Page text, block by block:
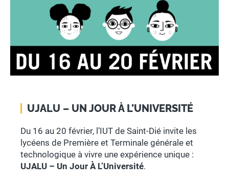
UJALU – UN JOUR À L’UNIVERSITÉ
Du 16 au 20 février, l’IUT de Saint-Dié invite les
lycéens de Première et Terminale générale et
technologique à vivre une expérience unique :
UJALU – Un Jour À L’Université.